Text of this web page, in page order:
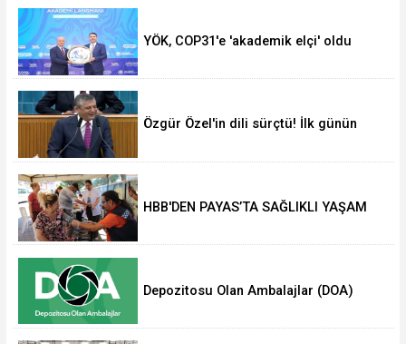
YÖK, COP31'e 'akademik elçi' oldu
Özgür Özel'in dili sürçtü! İlk günün
HBB'DEN PAYAS’TA SAĞLIKLI YAŞAM
Depozitosu Olan Ambalajlar (DOA)